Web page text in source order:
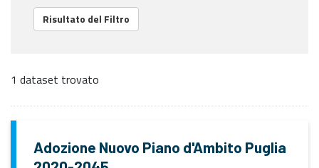
Risultato del Filtro
1 dataset trovato
Adozione Nuovo Piano d'Ambito Puglia